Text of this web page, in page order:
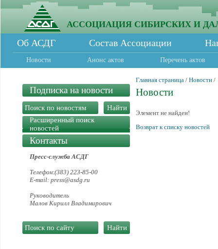
АССОЦИАЦИЯ СИБИРСКИХ И
Об АСДГ Состав Ассоциации
Новости Анонс актов Перечень актов
Подписка на новости
Расширенный поиск
новостей
Контакты
Пресс-служба АСДГ
Телефон:(383) 223-85-00
E-mail: press@asdg.ru
Руководитель
Малов Кирилл Владимирович
Главная страница / Новости /
Новости
Элемент не найден!
Возврат к списку новостей